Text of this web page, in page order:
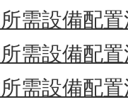
需設備配
需設備配
需設備配